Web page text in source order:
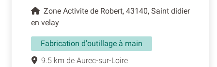
Zone Activite de Robert, 43140, Saint didier
en velay
Fabrication d'outillage à main
9.5 km de Aurec-sur-Loire